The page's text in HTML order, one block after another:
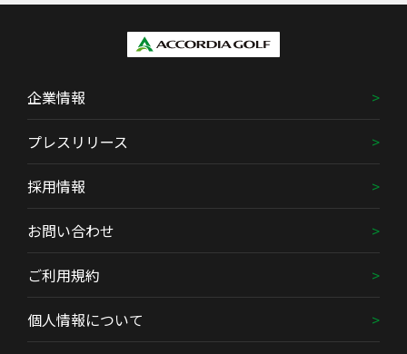
企業情報
プレスリリース
採用情報
お問い合わせ
ご利用規約
個人情報について